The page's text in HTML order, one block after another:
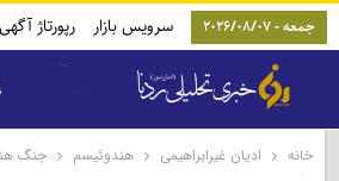
جمعه - 2026/08/07 سرویس بازار رپورتاژ آگهی
خانه ادیان غیرابراهیمی هندوئیسم جنگ